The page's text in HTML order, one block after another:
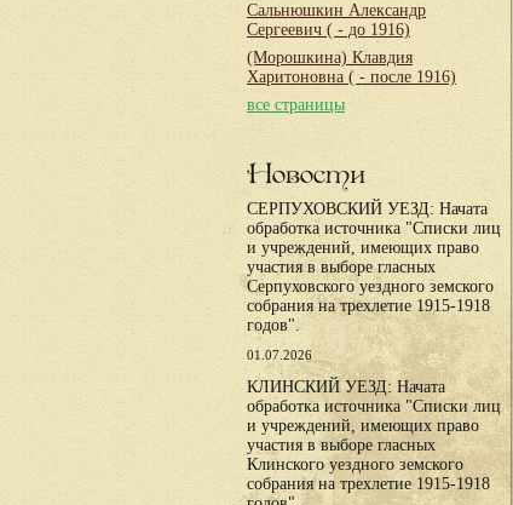
Сальнюшкин Александр
Сергеевич ( - до 1916)
(Морошкина) Клавдия
Харитоновна ( - после 1916)
все страницы
Новости
СЕРПУХОВСКИЙ УЕЗД: Начата
обработка источника "Списки лиц
и учреждений, имеющих право
участия в выборе гласных
Серпуховского уездного земского
собрания на трехлетие 1915-1918
годов".
01.07.2026
КЛИНСКИЙ УЕЗД: Начата
обработка источника "Списки лиц
и учреждений, имеющих право
участия в выборе гласных
Клинского уездного земского
собрания на трехлетие 1915-1918